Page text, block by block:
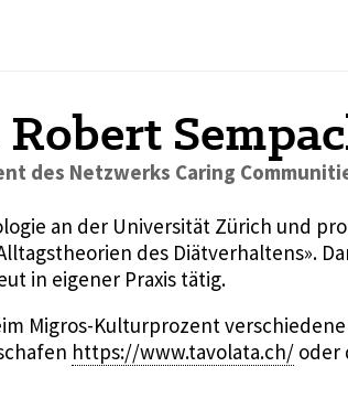
des Netzwerks Caring
an der Universität Zürich und
des Diätverhaltens».
in eigener Praxis tätig.
Migros-Kulturprozent
https://www.tavolata.ch/ oder